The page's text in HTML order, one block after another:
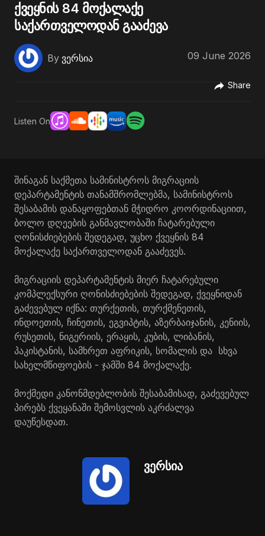
ქვეყნის 84 მოქალაქე
საქართველოდან გააძევა
By ვერსია 09 June 2026
Share
Listen On
შინაგან საქმეთა სამინისტროს მიგრაციის
დეპარტამენტის თანამშრომლებმა, სამინისტროს
შესაბამის დანაყოფებთან მჭიდრო კოორდინაციით,
ბოლო დღეების განმავლობაში ჩატარებული
ღონისძიებების შედეგად, უცხო ქვეყნის 84
მოქალაქე საქართველოდან გააძევეს.
მიგრაციის დეპარტამენტის მიერ ჩატარებული
კომპლექსური ღონისძიებების შედეგად, ქვეყნიდან
გაძევებულ იქნა: თურქეთის, თურქმენეთის,
ინდოეთის, ჩინეთის, ეგვიპტის, აზერბაიჯანის, კენიის,
რუსეთის, ნიგერიის, ერაყის, კუბის, ლიბანის,
პაკისტანის, სამხრეთ აფრიკის, სომალის და სხვა
სახელმწიფოების - ჯამში 84 მოქალაქე.
მოქმედი კანონმდებლობის შესაბამისად, გაძევებულ
პირებს ქვეყანაში შემოსვლის აკრძალვა
დაუწესდათ.
ვერსია